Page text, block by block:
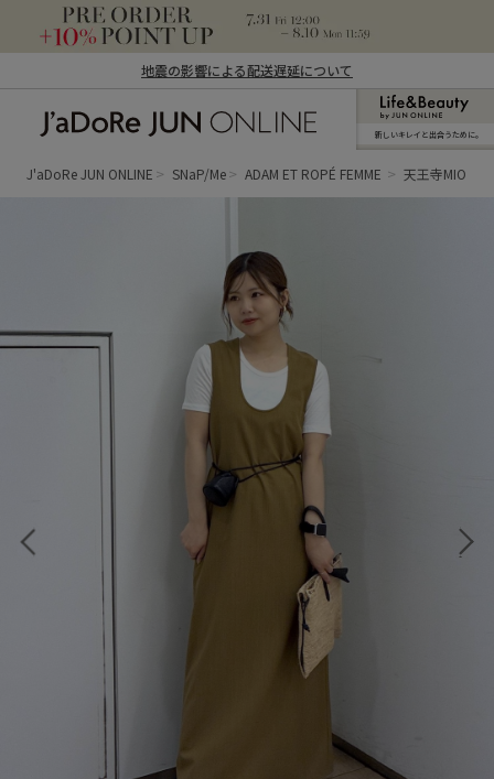
地震の影響による配送遅延について
ン オンライン）
新しいキレイと出合うために。
J'aDoRe JUN ONLINE SNaP/Me ADAM ET ROPÉ FEMME 天王寺MIO